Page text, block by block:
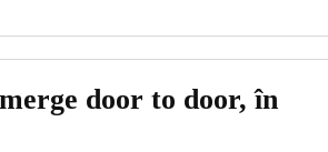
door to door, în